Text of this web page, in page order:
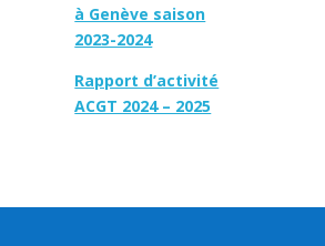
à Genève saison
2023-2024
Rapport d’activité
ACGT 2024 – 2025